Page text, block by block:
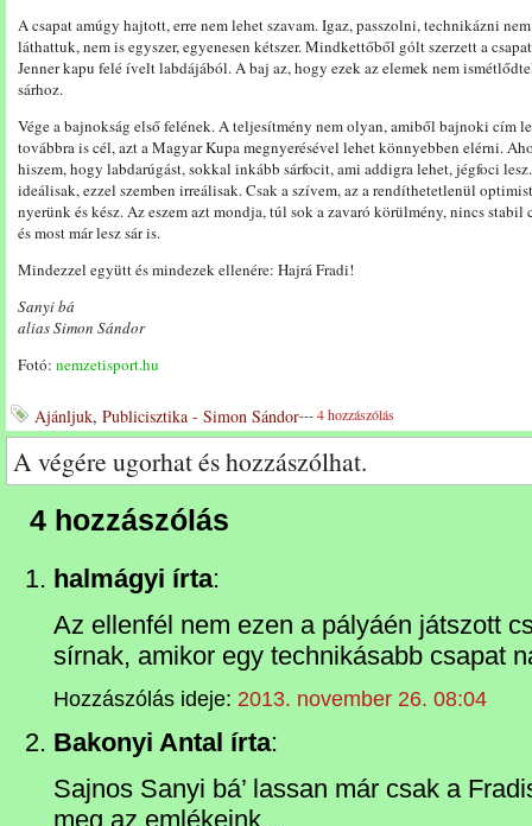
A csapat amúgy hajtott, erre nem lehet szavam. Igaz, passzolni, technikázni
láthattuk, nem is egyszer, egyenesen kétszer. Mindkettőből gólt szerzett a
Jenner kapu felé ívelt labdájából. A baj az, hogy ezek az elemek nem
sárhoz.
Vége a bajnokság első felének. A teljesítmény nem olyan, amiből bajnoki cím
továbbra is cél, azt a Magyar Kupa megnyerésével lehet könnyebben elérni.
hiszem, hogy labdarúgást, sokkal inkább sárfocit, ami addigra lehet, jégfoci
ideálisak, ezzel szemben irreálisak. Csak a szívem, az a rendíthetetlenül
nyerünk és kész. Az eszem azt mondja, túl sok a zavaró körülmény, nincs
és most már lesz sár is.
Mindezzel együtt és mindezek ellenére: Hajrá Fradi!
Sanyi bá
alias Simon Sándor
Fotó: nemzetisport.hu
Ajánljuk, Publicisztika - Simon Sándor---4 hozzászólás
A végére ugorhat és hozzászólhat.
4 hozzászólás
halmágyi írta:
Az ellenfél nem ezen a pályáén játszott
sírnak, amikor egy technikásabb csapat
Hozzászólás ideje: 2013. november 26. 08:04
Bakonyi Antal írta:
Sajnos Sanyi bá’ lassan már csak a
meg az emlékeink…